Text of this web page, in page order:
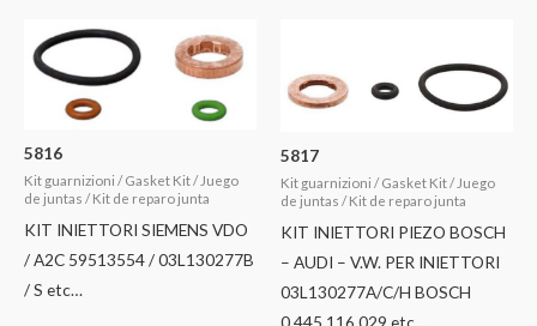
5816
Kit guarnizioni / Gasket Kit / Juego
de juntas / Kit de reparo junta
KIT INIETTORI SIEMENS VDO
/ A2C 59513554 / 03L130277B
/ S etc…
5817
Kit guarnizioni / Gasket Kit / Juego
de juntas / Kit de reparo junta
KIT INIETTORI PIEZO BOSCH
– AUDI – V.W. PER INIETTORI
03L130277A/C/H BOSCH
0.445.116.029 etc…